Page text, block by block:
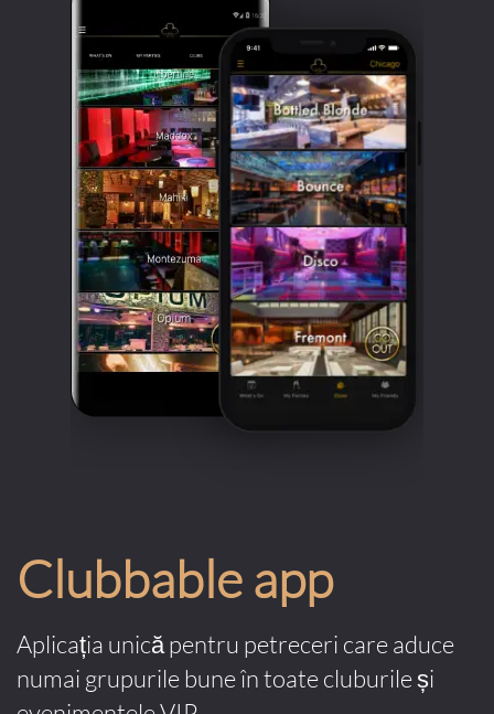
Clubbable app
Aplicația unică pentru petreceri care aduce
numai grupurile bune în toate cluburile și